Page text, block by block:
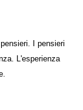
I pensieri
L'esperienza